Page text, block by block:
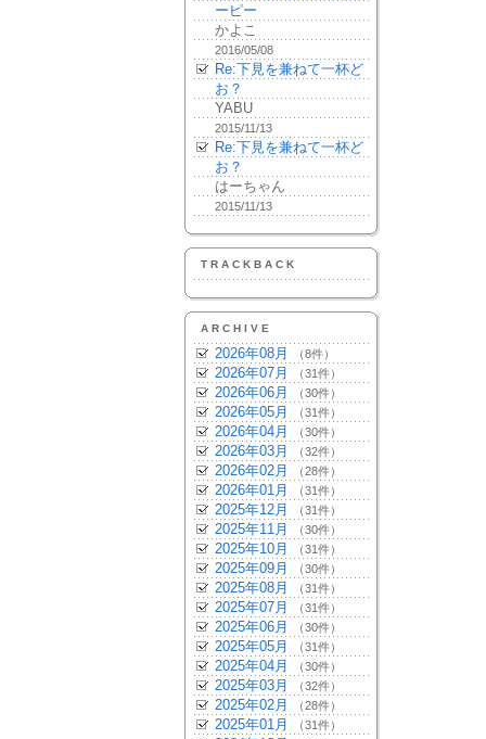
ーピー
かよこ
2016/05/08
Re:下見を兼ねて一杯ど
お？
YABU
2015/11/13
Re:下見を兼ねて一杯ど
お？
はーちゃん
2015/11/13
TRACKBACK
ARCHIVE
2026年08月 （8件）
2026年07月 （31件）
2026年06月 （30件）
2026年05月 （31件）
2026年04月 （30件）
2026年03月 （32件）
2026年02月 （28件）
2026年01月 （31件）
2025年12月 （31件）
2025年11月 （30件）
2025年10月 （31件）
2025年09月 （30件）
2025年08月 （31件）
2025年07月 （31件）
2025年06月 （30件）
2025年05月 （31件）
2025年04月 （30件）
2025年03月 （32件）
2025年02月 （28件）
2025年01月 （31件）